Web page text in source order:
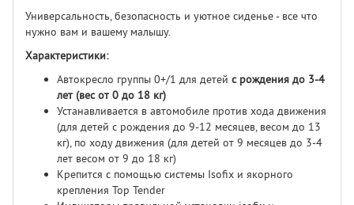
Универсальность, безопасность и уютное сиденье - все что
нужно вам и вашему малышу.
Характеристики:
Автокресло группы 0+/1 для детей с рождения до 3-4
лет (вес от 0 до 18 кг)
Устанавливается в автомобиле против хода движения
(для детей с рождения до 9-12 месяцев, весом до 13
кг), по ходу движения (для детей от 9 месяцев до 3-4
лет весом от 9 до 18 кг)
Крепится с помощью системы Isofix и якорного
крепления Top Tender